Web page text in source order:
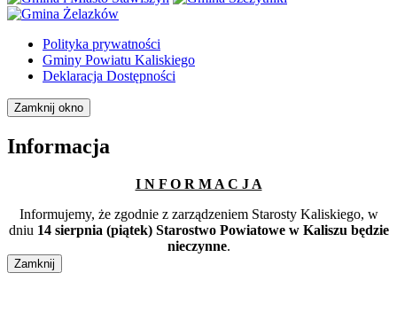
Polityka prywatności
Gminy Powiatu Kaliskiego
Deklaracja Dostępności
Zamknij okno
Informacja
I N F O R M A C J A
Informujemy, że zgodnie z zarządzeniem Starosty Kaliskiego, w
dniu 14 sierpnia (piątek) Starostwo Powiatowe w Kaliszu będzie
nieczynne.
Zamknij